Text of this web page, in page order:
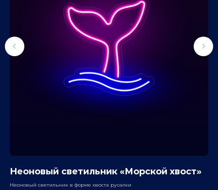
Неоновый светильник «Морской хвост»
Неоновый светильник в форме хвоста русалки